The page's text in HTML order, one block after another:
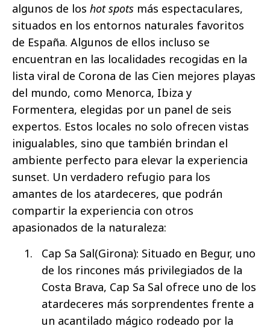
algunos de los hot spots más espectaculares,
situados en los entornos naturales favoritos
de España. Algunos de ellos incluso se
encuentran en las localidades recogidas en la
lista viral de Corona de las Cien mejores playas
del mundo, como Menorca, Ibiza y
Formentera, elegidas por un panel de seis
expertos. Estos locales no solo ofrecen vistas
inigualables, sino que también brindan el
ambiente perfecto para elevar la experiencia
sunset. Un verdadero refugio para los
amantes de los atardeceres, que podrán
compartir la experiencia con otros
apasionados de la naturaleza:
Cap Sa Sal(Girona): Situado en Begur, uno
de los rincones más privilegiados de la
Costa Brava, Cap Sa Sal ofrece uno de los
atardeceres más sorprendentes frente a
un acantilado mágico rodeado por la